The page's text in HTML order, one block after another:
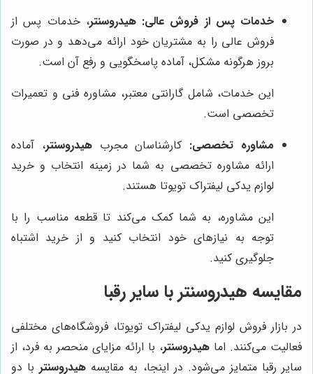
خدمات پس از فروش عالی: هیدروسنتر، خدمات پس از
فروش عالی را به مشتریان خود ارائه می‌دهد و در صورت
بروز هرگونه مشکل، آماده پاسخگویی و رفع آن است.
این خدمات، شامل گارانتی معتبر، مشاوره فنی و تعمیرات
تخصصی است.
مشاوره تخصصی: کارشناسان مجربهیدروسنتر، آماده
ارائه مشاوره تخصصی به شما در زمینه انتخاب و خرید
لوازم یدکی لیفتراک تویوتا هستند.
این مشاوره، به شما کمک می‌کند تا قطعه مناسب را با
توجه به نیازهای خود انتخاب کنید و از خرید اشتباه
جلوگیری کنید.
مقایسه هیدروسنتربا سایر رقبا
در بازار فروش لوازم یدکی لیفتراک تویوتا، فروشگاه‌های مختلفی
فعالیت می‌کنند. اما هیدروسنتر، با ارائه مزایای منحصر به فرد، از
سایر رقبا متمایز می‌شود. در اینجا، به مقایسه هیدروسنتربا دو